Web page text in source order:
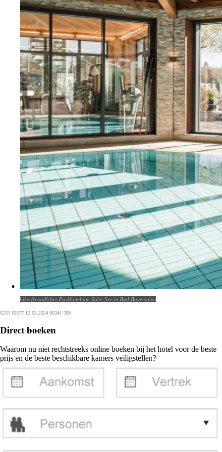
bikerfreundlches Parkhotel am Soier See in Bad Bayersoien
6233 10377 12.05.2024 90341 589
Direct boeken
Waarom nu niet rechtstreeks online boeken bij het hotel voor de beste
prijs en de beste beschikbare kamers veiligstellen?